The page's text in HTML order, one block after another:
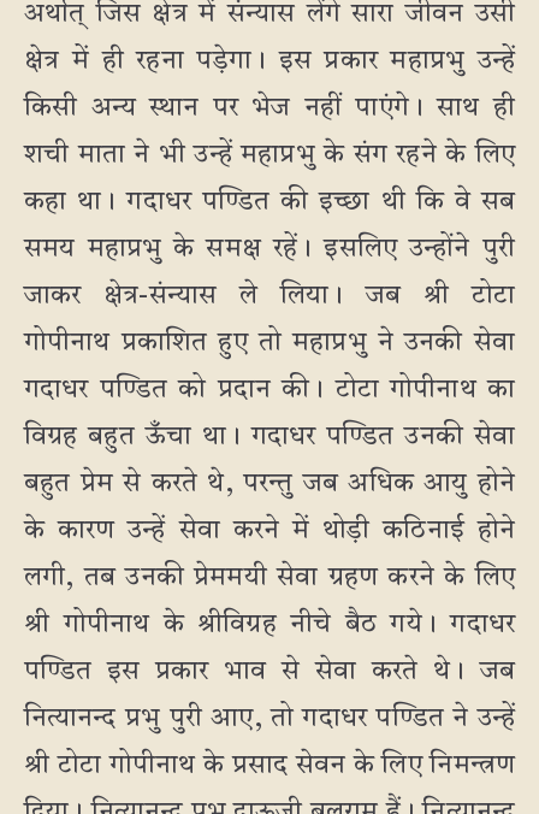
अर्थात् जिस क्षेत्र में संन्यास लेंगे सारा जीवन उसी
क्षेत्र में ही रहना पड़ेगा। इस प्रकार महाप्रभु उन्हें
किसी अन्य स्थान पर भेज नहीं पाएंगे। साथ ही
शची माता ने भी उन्हें महाप्रभु के संग रहने के लिए
कहा था। गदाधर पण्डित की इच्छा थी कि वे सब
समय महाप्रभु के समक्ष रहें। इसलिए उन्होंने पुरी
जाकर क्षेत्र-संन्यास ले लिया। जब श्री टोटा
गोपीनाथ प्रकाशित हुए तो महाप्रभु ने उनकी सेवा
गदाधर पण्डित को प्रदान की। टोटा गोपीनाथ का
विग्रह बहुत ऊँचा था। गदाधर पण्डित उनकी सेवा
बहुत प्रेम से करते थे, परन्तु जब अधिक आयु होने
के कारण उन्हें सेवा करने में थोड़ी कठिनाई होने
लगी, तब उनकी प्रेममयी सेवा ग्रहण करने के लिए
श्री गोपीनाथ के श्रीविग्रह नीचे बैठ गये। गदाधर
पण्डित इस प्रकार भाव से सेवा करते थे। जब
नित्यानन्द प्रभु पुरी आए, तो गदाधर पण्डित ने उन्हें
श्री टोटा गोपीनाथ के प्रसाद सेवन के लिए निमन्त्रण